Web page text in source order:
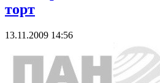
торт
13.11.2009 14:56